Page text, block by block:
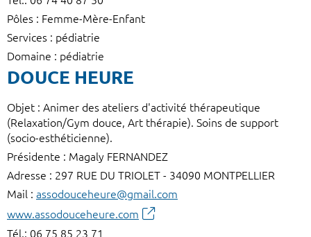
Pôles : Femme-Mère-Enfant
Services : pédiatrie
Domaine : pédiatrie
DOUCE HEURE
Objet : Animer des ateliers d'activité thérapeutique
(Relaxation/Gym douce, Art thérapie). Soins de support
(socio-esthéticienne).
Présidente : Magaly FERNANDEZ
Adresse : 297 RUE DU TRIOLET - 34090 MONTPELLIER
Mail : assodouceheure@gmail.com
www.assodouceheure.com
Tél.: 06 75 85 23 71